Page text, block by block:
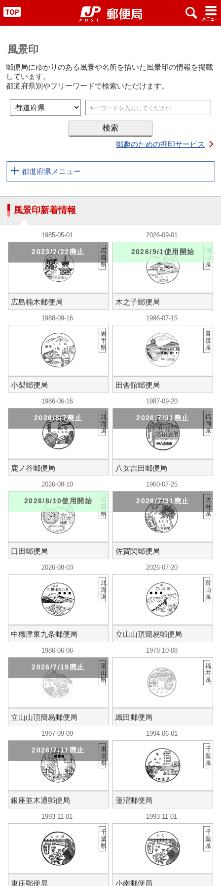
" x #
風景印
郵便局にゆかりのある風景や名所を描いた風景印の情報を掲載
しています。
都道府県別やフリーワードで検索いただけます。
郵趣のための押印サービス
都道府県メニュー
風景印新着情報
1985-05-01
広島楠木郵便局
2023/2/22廃止
広
島
県
2026-09-01
木之子郵便局
2026/9/1使用開始
岡
山
県
1988-09-16
小梨郵便局
岩
手
県
1996-07-15
田舎館郵便局
青
森
県
1986-06-16
鹿ノ谷郵便局
2026/8/7廃止
北
海
道
1987-09-20
八女吉田郵便局
2026/7/31廃止
福
岡
県
2026-08-10
口田郵便局
2026/8/10使用開始
広
島
県
1960-07-25
佐賀関郵便局
2026/7/31廃止
大
分
県
2026-08-03
中標津東九条郵便局
北
海
道
2026-07-20
立山山頂簡易郵便局
富
山
県
1986-06-06
立山山頂簡易郵便局
2026/7/19廃止
富
山
県
1978-10-08
織田郵便局
福
井
県
1997-09-09
銀座並木通郵便局
2026/7/11廃止
東
京
都
1994-06-01
蓮沼郵便局
千
葉
県
1993-11-01
東庄郵便局
千
葉
県
1993-11-01
小南郵便局
千
葉
県